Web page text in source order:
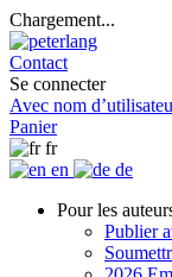
Chargement...
Contact
Se connecter
Avec nom
Panier
fr
en
de
Pour les
Publier